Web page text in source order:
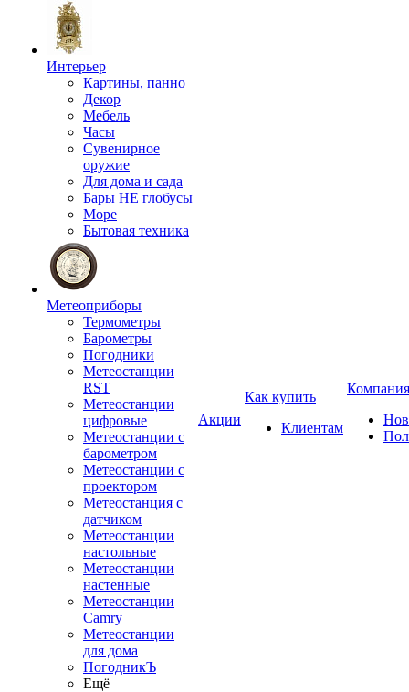
Интерьер
Картины, панно
Декор
Мебель
Часы
Сувенирное
оружие
Для дома и сада
Бары НЕ глобусы
Море
Бытовая техника
Метеоприборы
Термометры
Барометры
Погодники
Метеостанции
RST
Метеостанции
цифровые
Метеостанции с
барометром
Метеостанции с
проектором
Метеостанция с
датчиком
Метеостанции
настольные
Метеостанции
настенные
Метеостанции
Camry
Метеостанции
для дома
ПогодникЪ
Ещё
Акции
Как купить
Клиентам
Компания